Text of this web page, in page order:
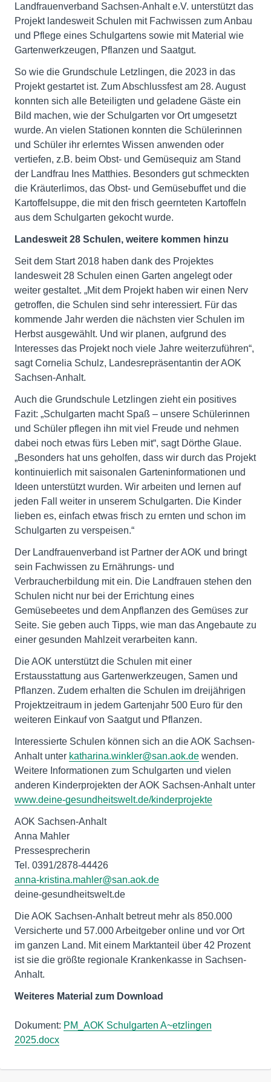
Landfrauenverband Sachsen-Anhalt e.V. unterstützt das
Projekt landesweit Schulen mit Fachwissen zum Anbau
und Pflege eines Schulgartens sowie mit Material wie
Gartenwerkzeugen, Pflanzen und Saatgut.
So wie die Grundschule Letzlingen, die 2023 in das
Projekt gestartet ist. Zum Abschlussfest am 28. August
konnten sich alle Beteiligten und geladene Gäste ein
Bild machen, wie der Schulgarten vor Ort umgesetzt
wurde. An vielen Stationen konnten die Schülerinnen
und Schüler ihr erlerntes Wissen anwenden oder
vertiefen, z.B. beim Obst- und Gemüsequiz am Stand
der Landfrau Ines Matthies. Besonders gut schmeckten
die Kräuterlimos, das Obst- und Gemüsebuffet und die
Kartoffelsuppe, die mit den frisch geernteten Kartoffeln
aus dem Schulgarten gekocht wurde.
Landesweit 28 Schulen, weitere kommen hinzu
Seit dem Start 2018 haben dank des Projektes
landesweit 28 Schulen einen Garten angelegt oder
weiter gestaltet. „Mit dem Projekt haben wir einen Nerv
getroffen, die Schulen sind sehr interessiert. Für das
kommende Jahr werden die nächsten vier Schulen im
Herbst ausgewählt. Und wir planen, aufgrund des
Interesses das Projekt noch viele Jahre weiterzuführen“,
sagt Cornelia Schulz, Landesrepräsentantin der AOK
Sachsen-Anhalt.
Auch die Grundschule Letzlingen zieht ein positives
Fazit: „Schulgarten macht Spaß – unsere Schülerinnen
und Schüler pflegen ihn mit viel Freude und nehmen
dabei noch etwas fürs Leben mit“, sagt Dörthe Glaue.
„Besonders hat uns geholfen, dass wir durch das Projekt
kontinuierlich mit saisonalen Garteninformationen und
Ideen unterstützt wurden. Wir arbeiten und lernen auf
jeden Fall weiter in unserem Schulgarten. Die Kinder
lieben es, einfach etwas frisch zu ernten und schon im
Schulgarten zu verspeisen.“
Der Landfrauenverband ist Partner der AOK und bringt
sein Fachwissen zu Ernährungs- und
Verbraucherbildung mit ein. Die Landfrauen stehen den
Schulen nicht nur bei der Errichtung eines
Gemüsebeetes und dem Anpflanzen des Gemüses zur
Seite. Sie geben auch Tipps, wie man das Angebaute zu
einer gesunden Mahlzeit verarbeiten kann.
Die AOK unterstützt die Schulen mit einer
Erstausstattung aus Gartenwerkzeugen, Samen und
Pflanzen. Zudem erhalten die Schulen im dreijährigen
Projektzeitraum in jedem Gartenjahr 500 Euro für den
weiteren Einkauf von Saatgut und Pflanzen.
Interessierte Schulen können sich an die AOK Sachsen-
Anhalt unter katharina.winkler@san.aok.de wenden.
Weitere Informationen zum Schulgarten und vielen
anderen Kinderprojekten der AOK Sachsen-Anhalt unter
www.deine-gesundheitswelt.de/kinderprojekte
AOK Sachsen-Anhalt
Anna Mahler
Pressesprecherin
anna-kristina.mahler@san.aok.de
deine-gesundheitswelt.de
Die AOK Sachsen-Anhalt betreut mehr als 850.000
Versicherte und 57.000 Arbeitgeber online und vor Ort
im ganzen Land. Mit einem Marktanteil über 42 Prozent
ist sie die größte regionale Krankenkasse in Sachsen-
Anhalt.
Weiteres Material zum Download
Dokument: PM_AOK Schulgarten A~etzlingen
2025.docx